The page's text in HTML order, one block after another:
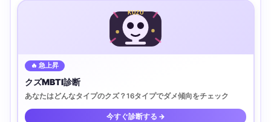
KUZU
🔥 急上昇
クズMBTI診断
あなたはどんなタイプのクズ？16タイプでダメ傾向をチェック
今すぐ診断する →